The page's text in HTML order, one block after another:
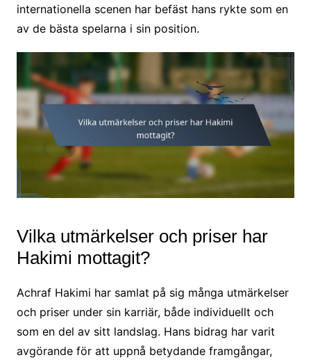
internationella scenen har befäst hans rykte som en
av de bästa spelarna i sin position.
Vilka utmärkelser och priser har
Hakimi mottagit?
Achraf Hakimi har samlat på sig många utmärkelser
och priser under sin karriär, både individuellt och
som en del av sitt landslag. Hans bidrag har varit
avgörande för att uppnå betydande framgångar,